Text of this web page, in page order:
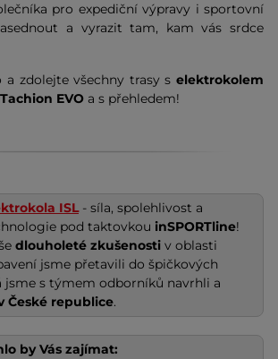
pro expediční výpravy i sportovní
a vyrazit tam, kam vás srdce
a zdolejte všechny trasy s elektrokolem
EVO a s přehledem!
ISL- síla, spolehlivost a
pod taktovkou inSPORTline!
dlouholeté zkušenosti v oblasti
jsme přetavili do špičkových
jsme s týmem odborníků navrhli a
České republice.
by Vás zajímat: